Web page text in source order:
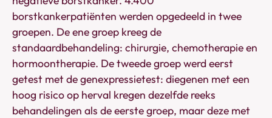
borstkankerpatiënten werden opgedeeld in twee
groepen. De ene groep kreeg de
standaardbehandeling: chirurgie, chemotherapie en
hormoontherapie. De tweede groep werd eerst
getest met de genexpressietest: diegenen met een
hoog risico op herval kregen dezelfde reeks
behandelingen als de eerste groep, maar deze met